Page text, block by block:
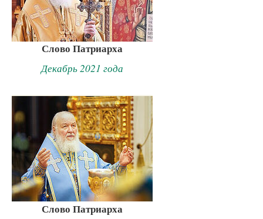
Слово Патриарха
Декабрь 2021 года
Слово Патриарха